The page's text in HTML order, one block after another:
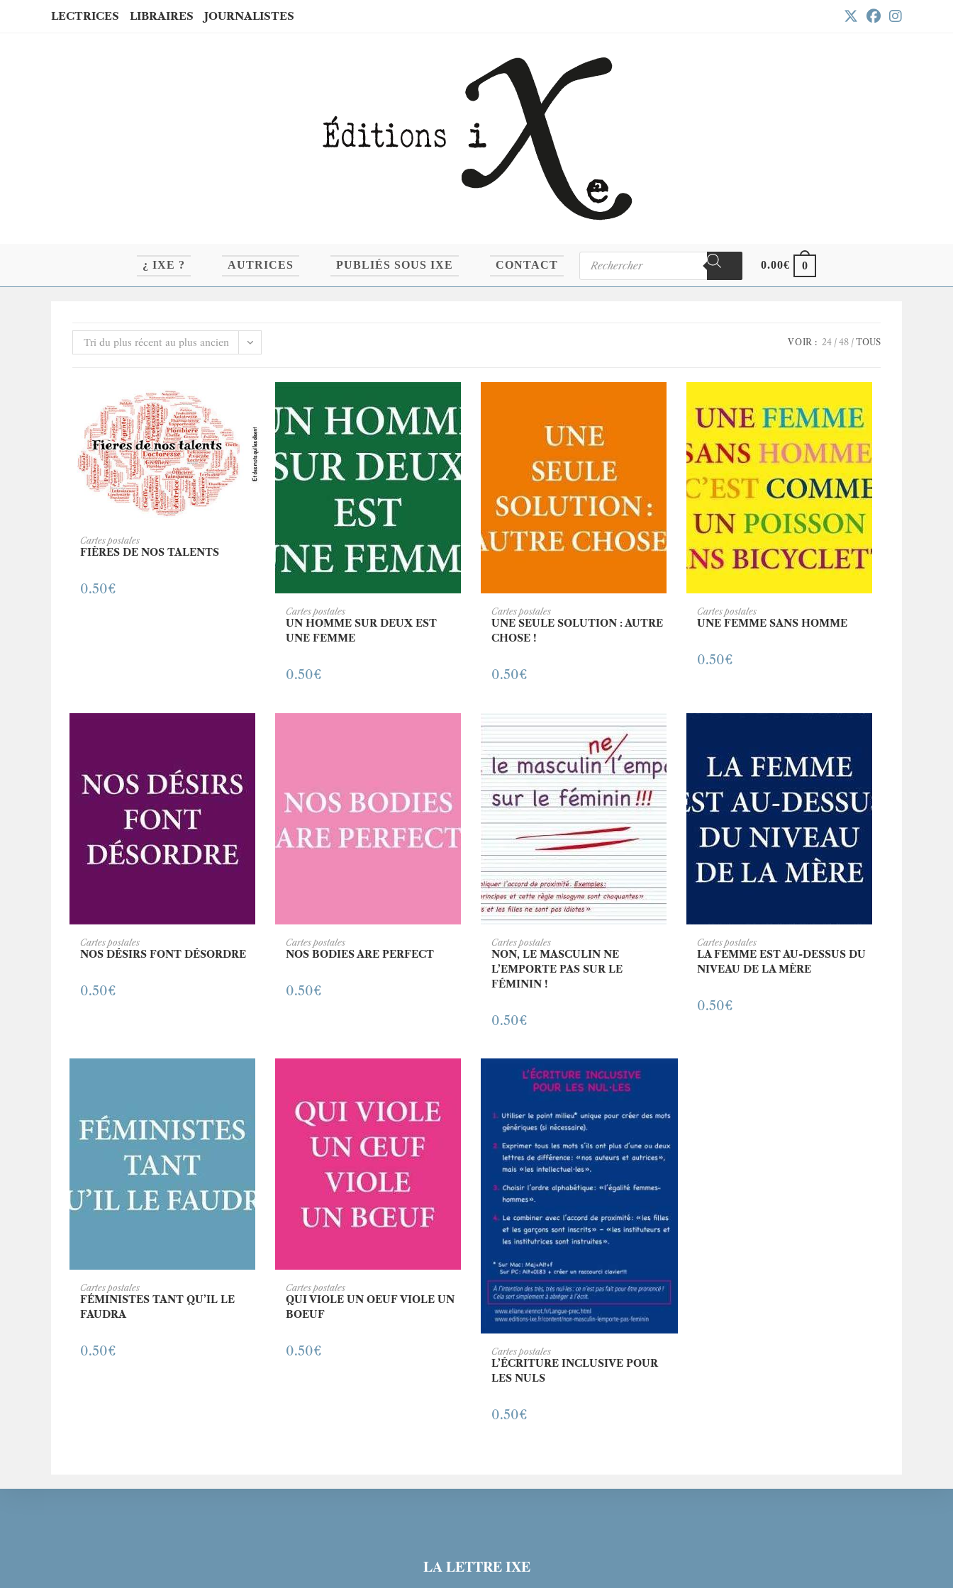
LECTRICES LIBRAIRES JOURNALISTES
¿ IXE ? AUTRICES PUBLIÉS SOUS IXE CONTACT
Recherche
de
produits
0.00€ 0
Tri du plus récent au plus ancien VOIR : 24 48 TOUS
AJOUTER AU PANIER
Cartes postales
FIÈRES DE NOS TALENTS
0.50€
AJOUTER AU PANIER
Cartes postales
UN HOMME SUR DEUX EST
UNE FEMME
0.50€
AJOUTER AU PANIER
Cartes postales
UNE SEULE SOLUTION : AUTRE
CHOSE !
0.50€
AJOUTER AU PANIER
Cartes postales
UNE FEMME SANS HOMME
0.50€
AJOUTER AU PANIER
Cartes postales
NOS DÉSIRS FONT DÉSORDRE
0.50€
AJOUTER AU PANIER
Cartes postales
NOS BODIES ARE PERFECT
0.50€
AJOUTER AU PANIER
Cartes postales
NON, LE MASCULIN NE
L’EMPORTE PAS SUR LE
FÉMININ !
0.50€
AJOUTER AU PANIER
Cartes postales
LA FEMME EST AU-DESSUS DU
NIVEAU DE LA MÈRE
0.50€
AJOUTER AU PANIER
Cartes postales
FÉMINISTES TANT QU’IL LE
FAUDRA
0.50€
AJOUTER AU PANIER
Cartes postales
QUI VIOLE UN OEUF VIOLE UN
BOEUF
0.50€ AJOUTER AU PANIER
Cartes postales
L’ÉCRITURE INCLUSIVE POUR
LES NULS
0.50€